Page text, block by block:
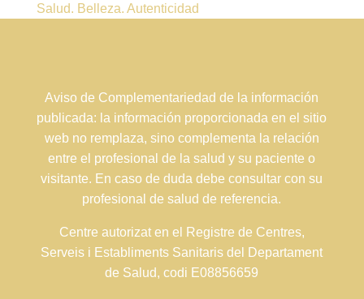
Salud. Belleza. Autenticidad
Aviso de Complementariedad de la información
publicada: la información proporcionada en el sitio
web no remplaza, sino complementa la relación
entre el profesional de la salud y su paciente o
visitante. En caso de duda debe consultar con su
profesional de salud de referencia.
Centre autorizat en el Registre de Centres,
Serveis i Establiments Sanitaris del Departament
de Salud, codi E08856659